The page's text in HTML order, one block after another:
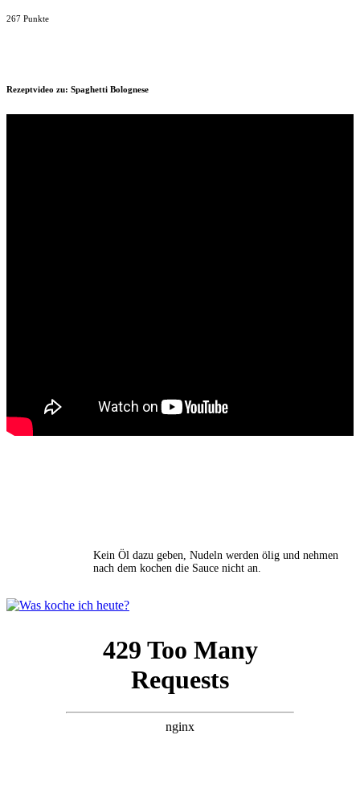
267 Punkte
Rezeptvideo zu: Spaghetti Bolognese
Kein Öl dazu geben, Nudeln werden ölig und nehmen
nach dem kochen die Sauce nicht an.